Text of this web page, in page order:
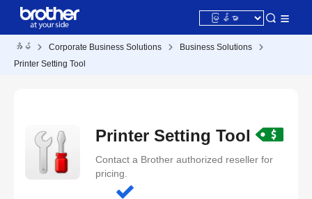
အိမ် Corporate Business Solutions
Business Solutions
Printer Setting Tool
Printer Setting Tool
Contact a Brother authorized reseller for
pricing.